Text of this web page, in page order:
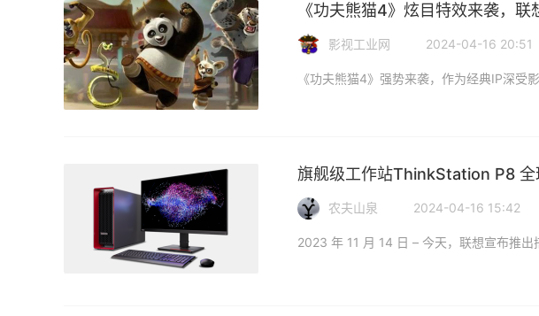
《功夫熊猫4》炫目特效来袭，
影视工业网 2024-04-16 20:51
旗舰级工作站ThinkStation P8
农夫山泉 2024-04-16 15:42
2023 年 11 月 14 日 – 今天，联想宣布推